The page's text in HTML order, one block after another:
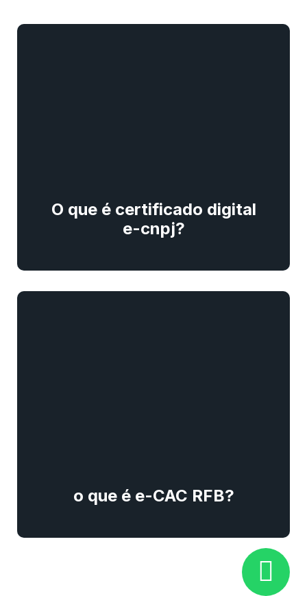
O que é certificado digital
e-cnpj?
o que é e-CAC RFB?